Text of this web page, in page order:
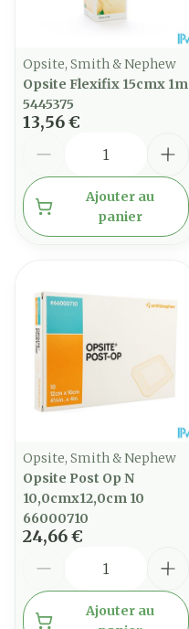
Opsite, Smith & Nephew
Opsite Flexifix 15cmx 1m
5445375
13,56 €
Ajouter au
panier
Opsite, Smith & Nephew
Opsite Post Op N
10,0cmx12,0cm 10
66000710
24,66 €
Ajouter au